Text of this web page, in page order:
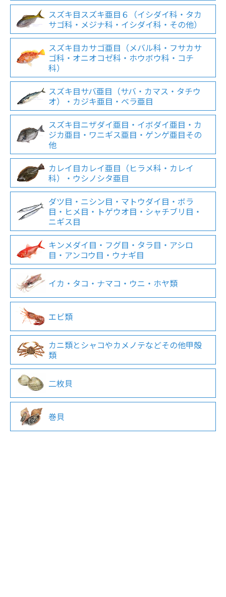
スズキ目スズキ亜目６（イシダイ科・タカ
サゴ科・メジナ科・イシダイ科・その他）
スズキ目カサゴ亜目（メバル科・フサカサ
ゴ科・オニオコゼ科・ホウボウ科・コチ
科）
スズキ目サバ亜目（サバ・カマス・タチウ
オ）・カジキ亜目・ベラ亜目
スズキ目ニザダイ亜目・イボダイ亜目・カ
ジカ亜目・ワニギス亜目・ゲンゲ亜目その
他
カレイ目カレイ亜目（ヒラメ科・カレイ
科）・ウシノシタ亜目
ダツ目・ニシン目・マトウダイ目・ボラ
目・ヒメ目・トゲウオ目・シャチブリ目・
ニギス目
キンメダイ目・フグ目・タラ目・アシロ
目・アンコウ目・ウナギ目
イカ・タコ・ナマコ・ウニ・ホヤ類
エビ類
カニ類とシャコやカメノテなどその他甲殻
類
二枚貝
巻貝